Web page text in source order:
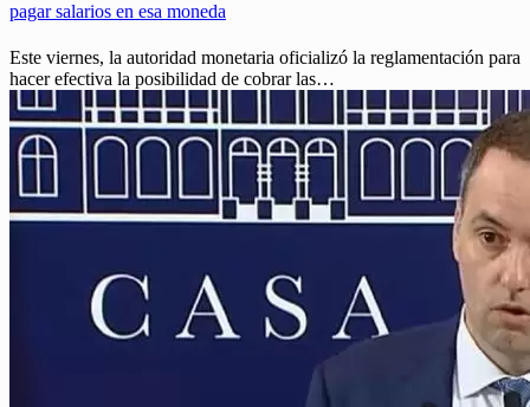
pagar salarios en esa moneda
Este viernes, la autoridad monetaria oficializó la reglamentación para
hacer efectiva la posibilidad de cobrar las…